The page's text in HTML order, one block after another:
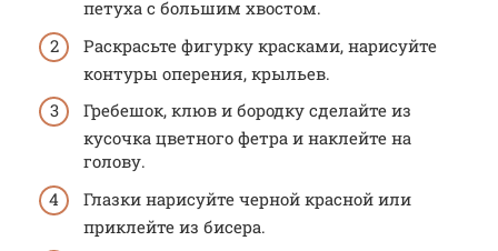
петуха с большим хвостом.
Раскрасьте фигурку красками, нарисуйте
контуры оперения, крыльев.
Гребешок, клюв и бородку сделайте из
кусочка цветного фетра и наклейте на
голову.
Глазки нарисуйте черной красной или
приклейте из бисера.